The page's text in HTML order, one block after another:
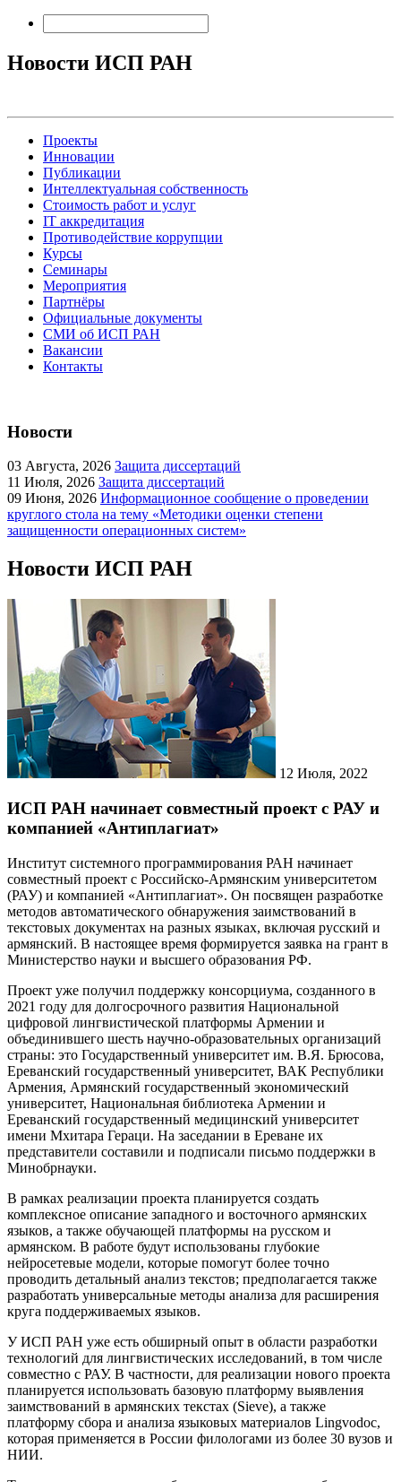
Новости ИСП РАН
Проекты
Инновации
Публикации
Интеллектуальная собственность
Стоимость работ и услуг
IT аккредитация
Противодействие коррупции
Курсы
Семинары
Мероприятия
Партнёры
Официальные документы
СМИ об ИСП РАН
Вакансии
Контакты
Новости
03 Августа, 2026 Защита диссертаций
11 Июля, 2026 Защита диссертаций
09 Июня, 2026 Информационное сообщение о проведении
круглого стола на тему «Методики оценки степени
защищенности операционных систем»
Новости ИСП РАН
12 Июля, 2022
ИСП РАН начинает совместный проект с РАУ и
компанией «Антиплагиат»
Институт системного программирования РАН начинает
совместный проект с Российско-Армянским университетом
(РАУ) и компанией «Антиплагиат». Он посвящен разработке
методов автоматического обнаружения заимствований в
текстовых документах на разных языках, включая русский и
армянский. В настоящее время формируется заявка на грант в
Министерство науки и высшего образования РФ.
Проект уже получил поддержку консорциума, созданного в
2021 году для долгосрочного развития Национальной
цифровой лингвистической платформы Армении и
объединившего шесть научно-образовательных организаций
страны: это Государственный университет им. В.Я. Брюсова,
Ереванский государственный университет, ВАК Республики
Армения, Армянский государственный экономический
университет, Национальная библиотека Армении и
Ереванский государственный медицинский университет
имени Мхитара Гераци. На заседании в Ереване их
представители составили и подписали письмо поддержки в
Минобрнауки.
В рамках реализации проекта планируется создать
комплексное описание западного и восточного армянских
языков, а также обучающей платформы на русском и
армянском. В работе будут использованы глубокие
нейросетевые модели, которые помогут более точно
проводить детальный анализ текстов; предполагается также
разработать универсальные методы анализа для расширения
круга поддерживаемых языков.
У ИСП РАН уже есть обширный опыт в области разработки
технологий для лингвистических исследований, в том числе
совместно с РАУ. В частности, для реализации нового проекта
планируется использовать базовую платформу выявления
заимствований в армянских текстах (Sieve), а также
платформу сбора и анализа языковых материалов Lingvodoc,
которая применяется в России филологами из более 30 вузов и
НИИ.